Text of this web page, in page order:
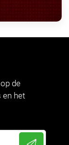
de
en het